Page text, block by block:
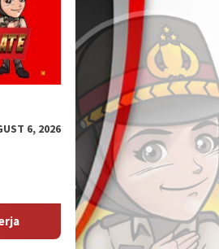
6, 2026
Intensifkan Patroli Malam, Ajak